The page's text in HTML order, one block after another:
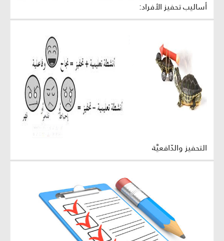
أساليب تحفيز الأفراد:
التحفيز والدّافعيَّة